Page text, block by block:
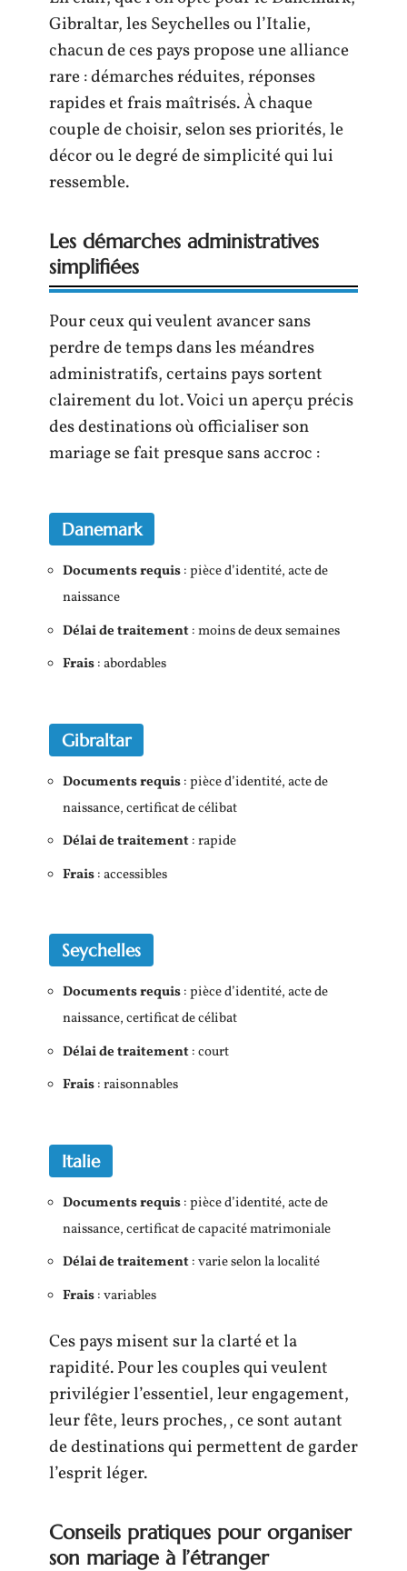
Gibraltar, les Seychelles ou l’Italie,
chacun de ces pays propose une alliance
rare : démarches réduites, réponses
rapides et frais maîtrisés. À chaque
couple de choisir, selon ses priorités, le
décor ou le degré de simplicité qui lui
ressemble.
Les démarches administratives
simplifiées
Pour ceux qui veulent avancer sans
perdre de temps dans les méandres
administratifs, certains pays sortent
clairement du lot. Voici un aperçu précis
des destinations où officialiser son
mariage se fait presque sans accroc :
Danemark
Documents requis: pièce d’identité, acte de
naissance
Délai de traitement: moins de deux semaines
Frais: abordables
Gibraltar
Documents requis: pièce d’identité, acte de
naissance, certificat de célibat
Délai de traitement: rapide
Frais: accessibles
Seychelles
Documents requis: pièce d’identité, acte de
naissance, certificat de célibat
Délai de traitement: court
Frais: raisonnables
Italie
Documents requis: pièce d’identité, acte de
naissance, certificat de capacité matrimoniale
Délai de traitement: varie selon la localité
Frais: variables
Ces pays misent sur la clarté et la
rapidité. Pour les couples qui veulent
privilégier l’essentiel, leur engagement,
leur fête, leurs proches,, ce sont autant
de destinations qui permettent de garder
l’esprit léger.
Conseils pratiques pour organiser
son mariage à l’étranger